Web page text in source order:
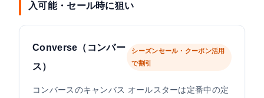
入可能・セール時に狙い
Converse（コンバー
ス）
シーズンセール・クーポン活用
で割引
コンバースのキャンバス オールスターは定番中の定